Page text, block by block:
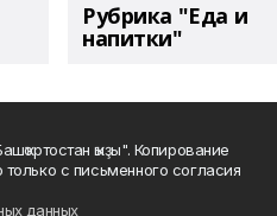
Рубрика "Еда и
напитки"
ҡыҙы". Копирование
с письменного согласия
данных